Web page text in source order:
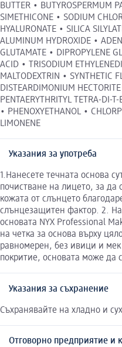
BUTTER • BUTYROSPERMUM
SIMETHICONE • SODIUM
HYALURONATE • SILICA
ALUMINUM HYDROXIDE •
GLUTAMATE • DIPROPYLENE
ACID • TRISODIUM
MALTODEXTRIN • SYNTHETIC
DISTEARDIMONIUM
PENTAERYTHRITYL TETRA-DI-
• PHENOXYETHANOL •
LIMONENE
Указания за употреба
1.Нанесете течната основа
почистване на лицето, за да
кожата от слънцето
слънцезащитен фактор. 2.
основата NYX Professional
на четка за основа върху
равномерен, без ивици и
покритие, основата може да
Указания за съхранение
Съхранявайте на хладно и
Отговорно предприятие и